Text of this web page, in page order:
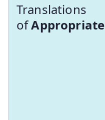
Translations
ofAppropriate